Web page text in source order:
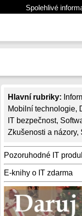
Spolehlivé
Hlavní rubriky:
Mobilní technologie,
IT bezpečnost,
Zkušenosti a názory,
Pozoruhodné IT
E-knihy o IT zdarma